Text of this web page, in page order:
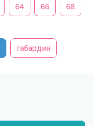
64 66 68
габардин